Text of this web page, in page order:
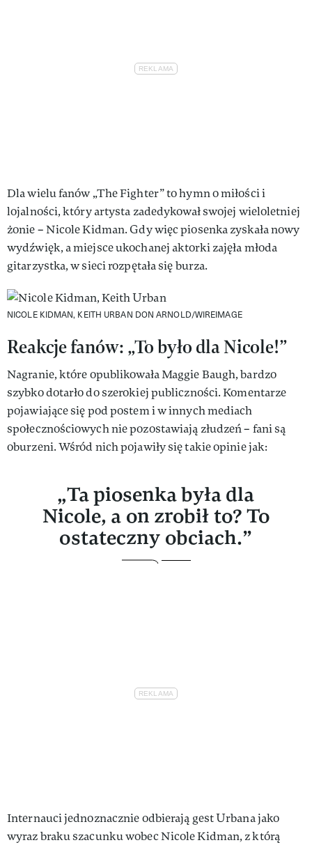
Dla wielu fanów „The Fighter” to hymn o miłości i
lojalności, który artysta zadedykował swojej wieloletniej
żonie – Nicole Kidman. Gdy więc piosenka zyskała nowy
wydźwięk, a miejsce ukochanej aktorki zajęła młoda
gitarzystka, w sieci rozpętała się burza.
NICOLE KIDMAN, KEITH URBAN DON ARNOLD/WIREIMAGE
Reakcje fanów: „To było dla Nicole!”
Nagranie, które opublikowała Maggie Baugh, bardzo
szybko dotarło do szerokiej publiczności. Komentarze
pojawiające się pod postem i w innych mediach
społecznościowych nie pozostawiają złudzeń – fani są
oburzeni. Wśród nich pojawiły się takie opinie jak:
„Ta piosenka była dla
Nicole, a on zrobił to? To
ostateczny obciach.”
Internauci jednoznacznie odbierają gest Urbana jako
wyraz braku szacunku wobec Nicole Kidman, z którą